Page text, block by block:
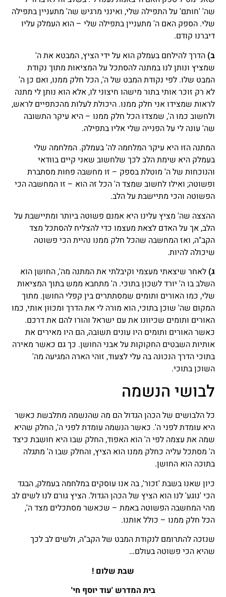
שה' 'חותם' על התפילה שלי, ואינני מרגיש שה' מתעניין בתפילה
שלי. הספק האם ה' מתעניין בתפילה שלי – הוא העמלק עליו
דיברנו קודם.
ב) הדרך להילחם בעמלק הוא על ידי הציץ, המבטא את ה'
שמציץ ונותן לנו במתנה להסתכל על המציאות מתוך נקודת
המבט שלו. לפי נקודת המבט של ה', הכל חלק ממנו, ואם כן ה'
לא רק זוכר אותי בתור מישהו חיצוני לו, אלא הוא נותן לי מתנה
לראות שמצידו אני חלק ממנו. היכולת לעלות מהכתפיים לראש,
ולחשוב כמו ה', שמצדו הכל חלק ממנו – היא עיקר התשובה
שה' עונה לי על הפנייה שלי אליו בתפילה.
המתנה הזו היא עיקר המלחמה לה' בעמלק. המלחמה שלי
בעמלק היא שימת הלב לכך שלחשוב שאני קיים בוודאי
והנוכחות של ה' מוטלת בספק – זו מחשבה פחות מסתברת
ופשוטה; ואילו לחשוב שמצד ה' הכל זה הוא – זו המחשבה הכי
הפשוטה והכי מתיישבת על הלב.
ההצצה שה' מציץ עלינו היא אמנם פשוטה ביותר ומתיישבת על
הלב, אך על האדם לצאת מעצמו כדי להצליח להסתכל מצד
הקב"ה, ואז המחשבה שהכל חלק ממנו נהיית הכי פשוטה
שיכולה להיות.
ג) לאחר שיצאתי מעצמי וקיבלתי את המתנה מה', החושן הוא
השלב בו ה' יורד לשכון בתוכי. ה' מתחבא ממש בתוך המציאות
שלי, כמו האורים ותומים שמסתתרים בין קפלי החושן. מתוך
המקום שה' שוכן בתוכי, הוא מורה לי את הדרך ומכוון אותי, כמו
האורים ותומים שכיוונו את עם ישראל והורו להם את דרכם.
כאשר האורים ותומים היו עונים תשובה, הם היו מאירים את
אותיות השבטים החקוקות על אבני החושן. כך גם כאשר מאירה
בתוכי הדרך הנכונה בה עלי לצעוד, זוהי הארה המגיעה מה'
השוכן בתוכי.
לבושי הנשמה
כל הלבושים של הכהן הגדול הם מה שהנשמה מתלבשת כאשר
היא עומדת לפני ה'. כאשר הנשמה עומדת לפני ה', החלק שהיא
שמה את עצמה לפי ה' הוא האפוד, החלק שבו היא חושבת כיצד
ה' מסתכל עליה כחלק ממנו הוא הציץ, והחלק שבו ה' מתגלה
בתוכה הוא החושן.
כיון שאנו בשבת 'זכור', בה אנו עוסקים במלחמה בעמלק, הבגד
הכי 'נוגע' לנו הוא הציץ של הכהן הגדול. הציץ גורם לנו לשים לב
מהי המחשבה הפשוטה באמת – שכאשר מסתכלים מצד ה',
הכל חלק ממנו – כולל אותנו.
שנזכה להתרומם לנקודת המבט של הקב"ה, ולשים לב לכך
שהיא הכי פשוטה בעולם…
שבת שלום !
בית המדרש 'עוד יוסף חי'